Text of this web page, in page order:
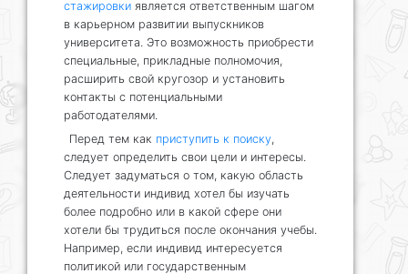
стажировки является ответственным шагом
в карьерном развитии выпускников
университета. Это возможность приобрести
специальные, прикладные полномочия,
расширить свой кругозор и установить
контакты с потенциальными
работодателями.
Перед тем как приступить к поиску,
следует определить свои цели и интересы.
Следует задуматься о том, какую область
деятельности индивид хотел бы изучать
более подробно или в какой сфере они
хотели бы трудиться после окончания учебы.
Например, если индивид интересуется
политикой или государственным